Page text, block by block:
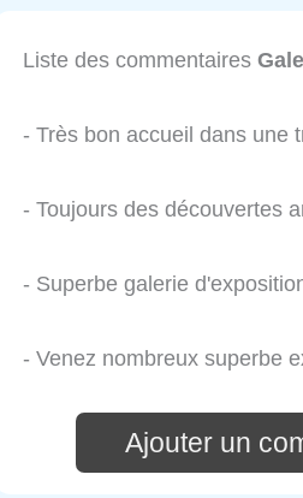
Liste des commentaires
- Très bon accueil dans une
- Toujours des découvertes
- Superbe galerie
- Venez nombreux superbe
Ajouter un